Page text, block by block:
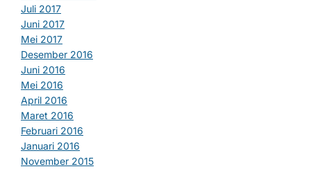
Juli 2017
Juni 2017
Mei 2017
Desember 2016
Juni 2016
Mei 2016
April 2016
Maret 2016
Februari 2016
Januari 2016
November 2015